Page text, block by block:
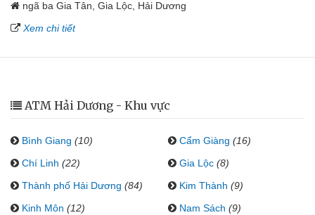
ngã ba Gia Tân, Gia Lộc, Hải Dương
Xem chi tiết
ATM Hải Dương - Khu vực
Bình Giang (10) Cẩm Giàng (16)
Chí Linh (22) Gia Lộc (8)
Thành phố Hải Dương (84) Kim Thành (9)
Kinh Môn (12) Nam Sách (9)